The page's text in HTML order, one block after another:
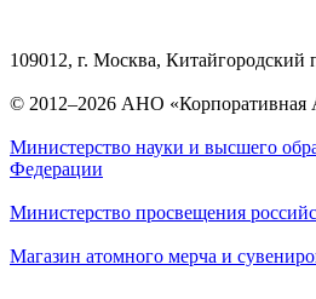
109012, г. Москва, Китайгородский
© 2012–2026 АНО «Корпоративная
Министерство науки и высшего
Федерации
Министерство просвещения
Магазин атомного мерча и